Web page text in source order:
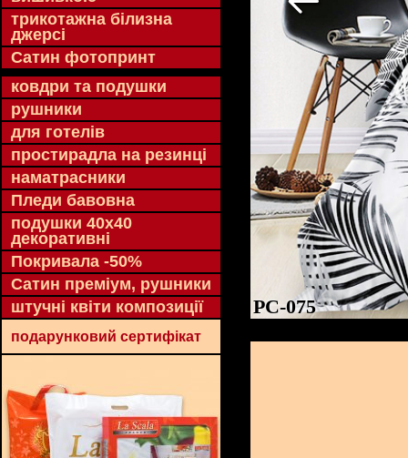
трикотажна білизна
джерсі
Сатин фотопринт
ковдри та подушки
рушники
для готелів
простирадла на резинці
наматрасники
Пледи бавовна
подушки 40х40
декоративні
Покривала -50%
Сатин преміум, рушники
штучні квіти композиції
подарунковий сертифікат
PC-075